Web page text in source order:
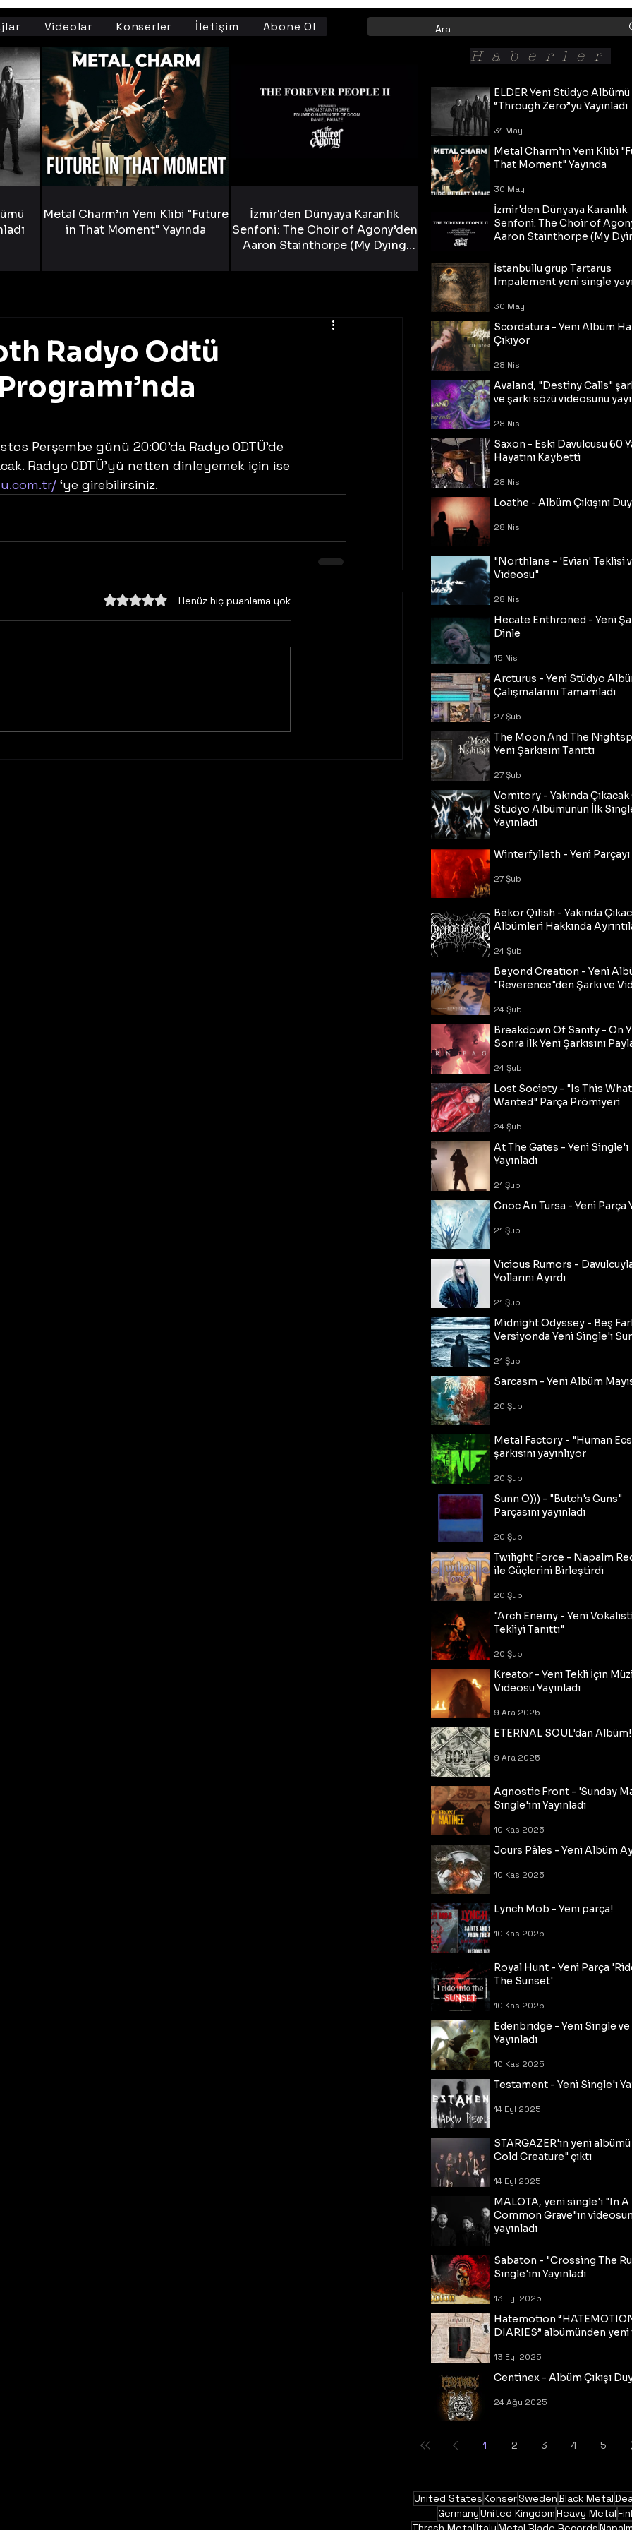
Videolar Konserler İletişim Abone Ol
Radyo Odtü
Radyo ODTÜ’yü netten dinleyemek için ise
‘ye girebilirsiniz.
5 üzerinden 0 yıldızHenüz hiç puanlama yok
Metal Charm’ın Yeni Klibi "Future
in That Moment" Yayında
İzmir'den Dünyaya Karanlık
Senfoni: The Choir of Agony’den
Aaron Stainthorpe (My Dying
ELDER Yeni Stüdyo Albümü
“Through Zero”yu Yayınladı
31 May
Metal Charm’ın Yeni Klibi
That Moment" Yayında
30 May
İzmir'den Dünyaya Karanlık
Senfoni: The Choir of
Aaron Stainthorpe (My
Tekli!
30 May
İstanbullu grup Tartarus
Impalement yeni single
30 May
Scordatura - Yeni Albüm
Çıkıyor
28 Nis
Avaland, "Destiny Calls"
ve şarkı sözü videosunu
28 Nis
Saxon - Eski Davulcusu 60
Hayatını Kaybetti
28 Nis
Loathe - Albüm Çıkışını
28 Nis
"Northlane - 'Evian' Teklisi
Videosu"
28 Nis
Hecate Enthroned - Yeni
Dinle
15 Nis
Arcturus - Yeni Stüdyo
Çalışmalarını Tamamladı
27 Şub
The Moon And The
Yeni Şarkısını Tanıttı
27 Şub
Vomitory - Yakında
Stüdyo Albümünün İlk
Yayınladı
Winterfylleth - Yeni Parçayı
27 Şub
Bekor Qilish - Yakında
Albümleri Hakkında
24 Şub
Beyond Creation - Yeni
"Reverence"den Şarkı ve
24 Şub
Breakdown Of Sanity - On
Sonra İlk Yeni Şarkısını
24 Şub
Lost Society - "Is This
Wanted" Parça Prömiyeri
24 Şub
At The Gates - Yeni Single'ı
Yayınladı
21 Şub
Cnoc An Tursa - Yeni Parça
21 Şub
Vicious Rumors -
Yollarını Ayırdı
21 Şub
Midnight Odyssey - Beş
Versiyonda Yeni Single'ı
21 Şub
Sarcasm - Yeni Albüm
20 Şub
Metal Factory - "Human
şarkısını yayınlıyor
20 Şub
Sunn O))) - "Butch's Guns"
Parçasını yayınladı
20 Şub
Twilight Force - Napalm
ile Güçlerini Birleştirdi
20 Şub
"Arch Enemy - Yeni
Tekliyi Tanıttı"
20 Şub
Kreator - Yeni Tekli İçin
Videosu Yayınladı
9 Ara 2025
ETERNAL SOUL'dan Albüm!
9 Ara 2025
Agnostic Front - 'Sunday
Single'ını Yayınladı
10 Kas 2025
Jours Pâles - Yeni Albüm
10 Kas 2025
Lynch Mob - Yeni parça!
10 Kas 2025
Royal Hunt - Yeni Parça
The Sunset'
10 Kas 2025
Edenbridge - Yeni Single
Yayınladı
10 Kas 2025
Testament - Yeni Single'ı
14 Eyl 2025
STARGAZER'ın yeni
Cold Creature" çıktı
14 Eyl 2025
MALOTA, yeni single'ı "In A
Common Grave"ın
yayınladı
Sabaton - "Crossing The
Single'ını Yayınladı
13 Eyl 2025
Hatemotion
DIARIES” albümünden
13 Eyl 2025
Centinex - Albüm Çıkışı
24 Ağu 2025
1 2 3 4 5
United StatesKonserSwedenBlack Metal
GermanyUnited KingdomHeavy Metal
Haberler